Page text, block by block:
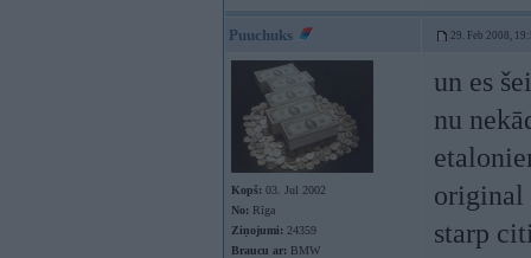
Puuchuks 29. Feb 2008,
Kopš: 03. Jul 2002
No: Rīga
Ziņojumi: 24359
Braucu ar: BMW
un es
nu
original
starp